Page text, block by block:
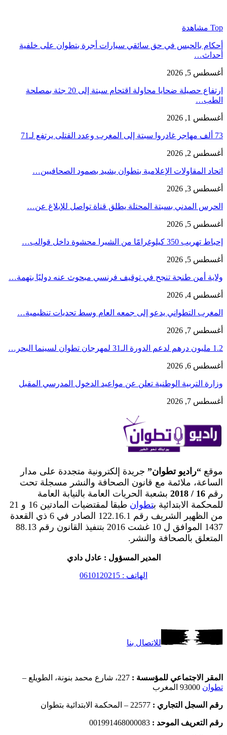
Top مشاهدة
أحكام بالحبس في حق سائقي سيارات أجرة بتطوان على خلفية
أحداث…
أغسطس 5, 2026
ارتفاع حصيلة ضحايا محاولة اقتحام سبتة إلى 20 جثة بمصلحة
الطب…
أغسطس 1, 2026
73 ألف مهاجر غادروا سبتة إلى المغرب وعدد القتلى يرتفع لـ71
أغسطس 2, 2026
اتحاد المقاولات الإعلامية بتطوان يشيد بصمود الصحافيين…
أغسطس 3, 2026
الحرس المدني بسبتة المحتلة يطلق قناة تواصل للإبلاغ عن…
أغسطس 5, 2026
إحباط تهريب 350 كيلوغرامًا من الشيرا محشوة داخل قوالب…
أغسطس 5, 2026
ولاية أمن طنجة تنجح في توقيف فرنسي مبحوث عنه دوليًا بتهمة…
أغسطس 4, 2026
المغرب التطواني يدعو إلى جمعه العام وسط تحديات تنظيمية…
أغسطس 7, 2026
1.2 مليون درهم لدعم الدورة الـ31 لمهرجان تطوان لسينما البحر…
أغسطس 6, 2026
وزارة التربية الوطنية تعلن عن مواعيد الدخول المدرسي المقبل
أغسطس 7, 2026
موقع “راديو تطوان” جريدة إلكترونية متجددة على مدار
الساعة، ملائمة مع قانون الصحافة والنشر مسجلة تحت
رقم 16 / 2018
بشعبة الحريات العامة بالنيابة العامة
للمحكمة الابتدائية بتطوان
طبقا لمقتضيات المادتين 16 و 21
من الظهير الشريف رقم 122.16.1 الصادر في 6 ذي القعدة
1437 الموافق ل 10 غشت 2016 بتنفيذ القانون رقم 88.13
المتعلق بالصحافة والنشر.
المدير المسؤول : عادل دادي
الهاتف : 0610120215
للاتصال بنا
المقر الاجتماعي للمؤسسة : 227، شارع محمد بنونة، الطويلع –
تطوان
رقم السجل التجاري : 22577 – المحكمة الابتدائية بتطوان
رقم التعريف الموحد : 001991468000083